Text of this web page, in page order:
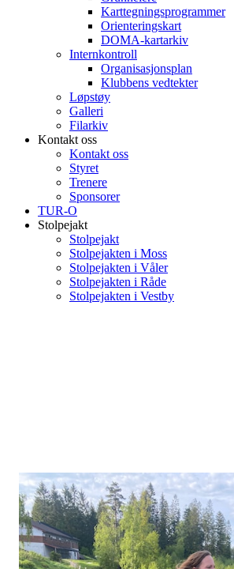
Karttegningsprogrammer
Orienteringskart
DOMA-kartarkiv
Internkontroll
Organisasjonsplan
Klubbens vedtekter
Løpstøy
Galleri
Filarkiv
Kontakt oss
Kontakt oss
Styret
Trenere
Sponsorer
TUR-O
Stolpejakt
Stolpejakt
Stolpejakten i Moss
Stolpejakten i Våler
Stolpejakten i Råde
Stolpejakten i Vestby